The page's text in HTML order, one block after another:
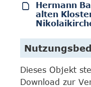
Hermann
alten
Dieses Objekt
Download zur